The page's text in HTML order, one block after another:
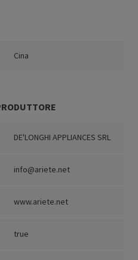
Cina
DE'LONGHI APPLIANCES SRL
info@ariete.net
www.ariete.net
true